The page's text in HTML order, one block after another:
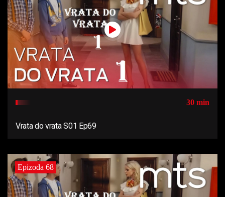
30 min
Vrata do vrata S01 Ep69
Epizoda 68